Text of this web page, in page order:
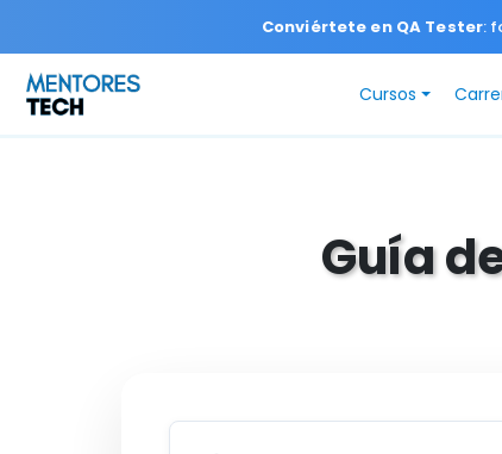
Conviértete en QA Tester:
Cursos
Guía